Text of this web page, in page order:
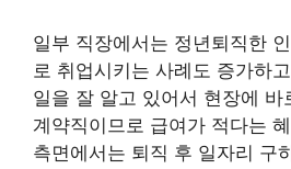
일부 직장에서는 정년퇴직한
로 취업시키는 사례도 증가하
일을 잘 알고 있어서 현장에 바
계약직이므로 급여가 적다는
측면에서는 퇴직 후 일자리 구